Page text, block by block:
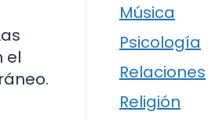
el
Música
Psicología
Relaciones
Religión